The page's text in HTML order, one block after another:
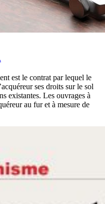
est le contrat par lequel le
ses droits sur le sol
existantes. Les ouvrages à
au fur et à mesure de